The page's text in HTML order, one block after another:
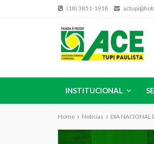
(18) 3851-1918
INSTITUCIONAL
Home Notícias DIA NACIONAL